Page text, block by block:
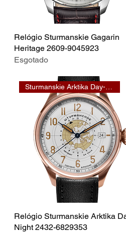
Relógio Sturmanskie Gagarin
Heritage 2609-9045923
Esgotado
Relógio Sturmanskie Arktika
Night 2432-6829353